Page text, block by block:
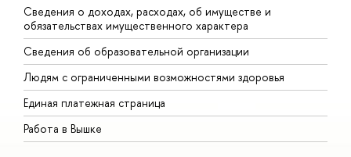
Сведения о доходах, расходах, об имуществе и
обязательствах имущественного характера
Сведения об образовательной организации
Людям с ограниченными возможностями здоровья
Единая платежная страница
Работа в Вышке